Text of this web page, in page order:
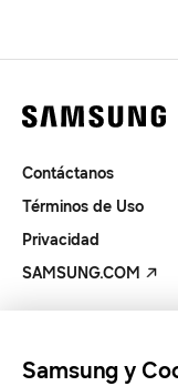
Contáctanos
Términos de Uso
Privacidad
SAMSUNG.COM
Samsung y